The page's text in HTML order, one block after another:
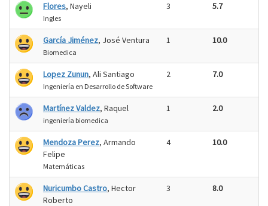
Flores, Nayeli
Ingles
3 5.7
García Jiménez, José Ventura
Biomedica
1 10.0
Lopez Zunun, Ali Santiago
Ingeniería en Desarrollo de Software
2 7.0
Martínez Valdez, Raquel
ingeniería biomedica
1 2.0
Mendoza Perez, Armando
Felipe
Matemáticas
4 10.0
Nuricumbo Castro, Hector
Roberto
3 8.0